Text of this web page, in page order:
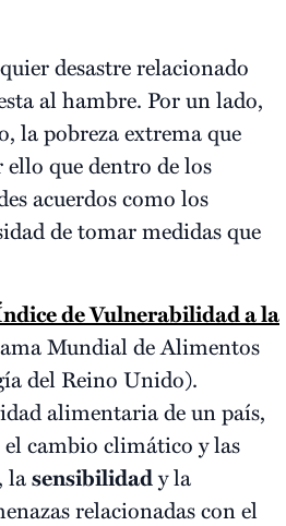
desastre relacionado
al hambre. Por un lado,
la pobreza extrema que
que dentro de los
acuerdos como los
de tomar medidas que
de Vulnerabilidad a la
Mundial de Alimentos
del Reino Unido).
alimentaria de un país,
cambio climático y las
, lasensibilidady la
relacionadas con el